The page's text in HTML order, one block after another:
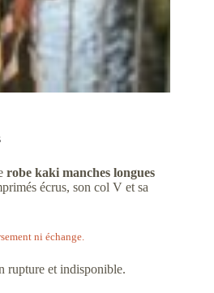
robe kaki manches longues
écrus, son col V et sa
ni échange.
rupture et indisponible.